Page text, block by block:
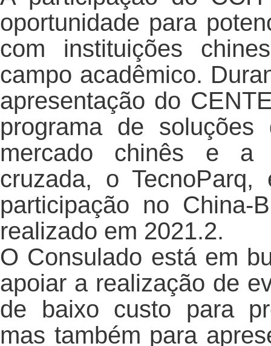
oportunidade para
com instituições
campo acadêmico.
apresentação do
programa de
mercado chinês e a
cruzada, o
participação no China-
realizado em 2021.2.
O Consulado está em
apoiar a realização de
de baixo custo para
mas também para